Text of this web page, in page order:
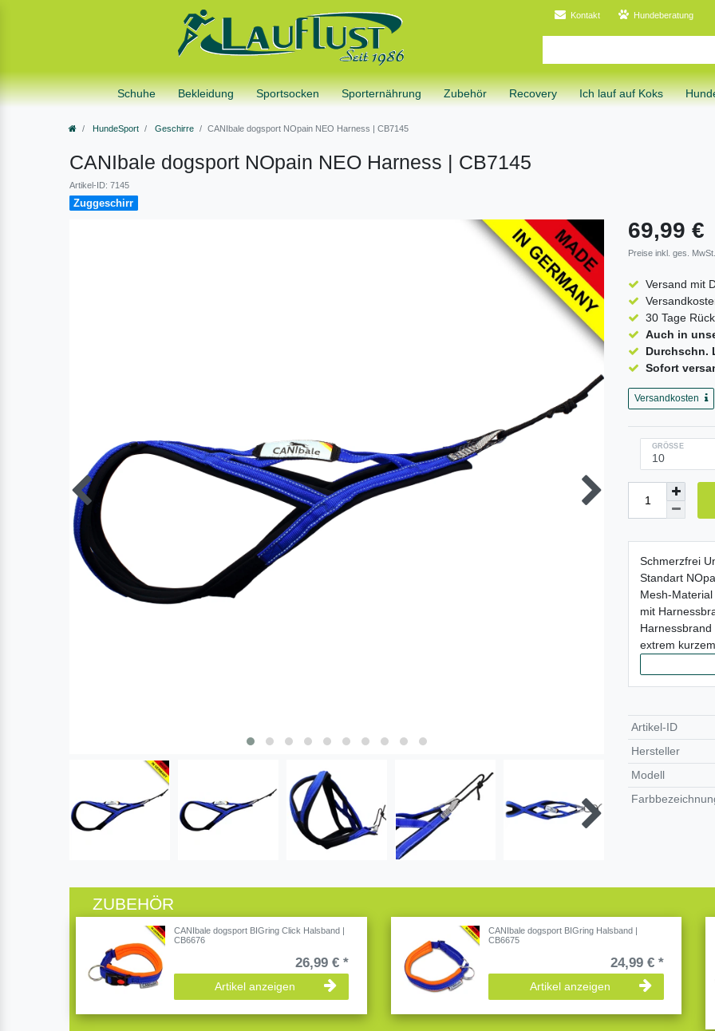
Kontakt Hundeberatung
Schuhe Bekleidung Sportsocken Sporternährung Zubehör Recovery Ich lauf auf Koks
HundeSport Geschirre CANIbale dogsport NOpain NEO Harness | CB7145
CANIbale dogsport NOpain NEO Harness | CB7145
Artikel-ID: 7145
Zuggeschirr
69,99 €
Preise inkl. ges.
Versand mit
30 Tage
Auch in
Durchschn.
Sofort
Versandkosten
GRÖSSE
Schmerzfrei
Standart
Mesh-
mit
extrem
Artikel-ID
Hersteller
Modell
ZUBEHÖR
CANIbale dogsport BIGring Click Halsband |
CB6676
26,99 € *
Artikel anzeigen
CANIbale dogsport BIGring Halsband |
CB6675
24,99 € *
Artikel anzeigen